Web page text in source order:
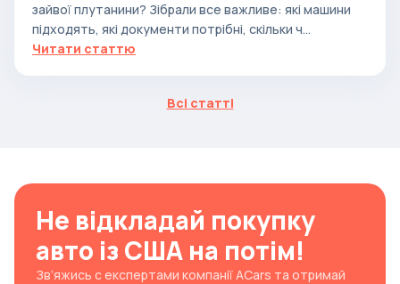
зайвої плутанини? Зібрали все важливе: які машини
підходять, які документи потрібні, скільки ч...
Читати статтю
Всі статті
Не відкладай покупку
авто із США на потім!
Зв’яжись с експертами компанії ACars та отримай